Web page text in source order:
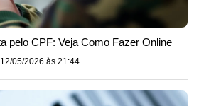
pelo CPF: Veja Como Fazer Online
12/05/2026 às 21:44